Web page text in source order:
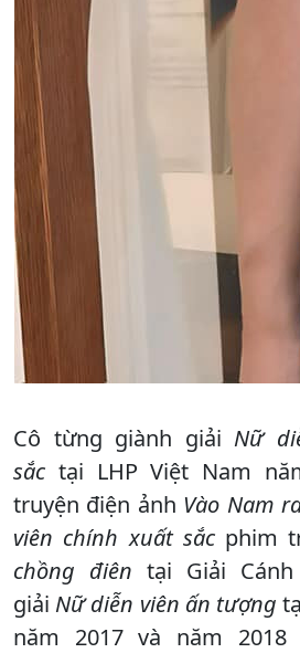
Cô từng giành giải Nữ
sắc tại LHP Việt Nam
truyện điện ảnh Vào Nam
viên chính xuất sắcphim
chồng điên tại Giải
giải Nữ diễn viên ấn tượng
năm 2017 và năm